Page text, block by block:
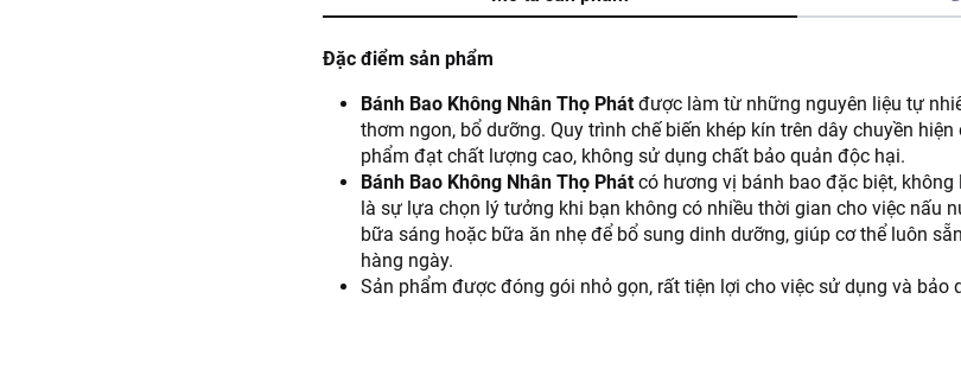
Đặc điểm sản phẩm
Bánh Bao Không Nhân Thọ Phát được làm từ những nguyên liệu tự
thơm ngon, bổ dưỡng. Quy trình chế biến khép kín trên dây chuyền
phẩm đạt chất lượng cao, không sử dụng chất bảo quản độc hại.
Bánh Bao Không Nhân Thọ Phát có hương vị bánh bao đặc biệt,
là sự lựa chọn lý tưởng khi bạn không có nhiều thời gian cho việc nấu
bữa sáng hoặc bữa ăn nhẹ để bổ sung dinh dưỡng, giúp cơ thể luôn
hàng ngày.
Sản phẩm được đóng gói nhỏ gọn, rất tiện lợi cho việc sử dụng và bảo